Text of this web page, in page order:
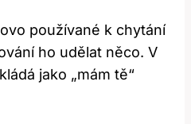
používané k chytání
ho udělat něco. V
jako „mám tě“